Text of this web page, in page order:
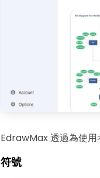
EdrawMax 透過為使用
符號